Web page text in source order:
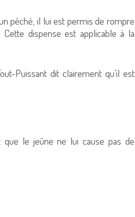
péché, il lui est permis de rompre
dispense est applicable à la
Puissant dit clairement qu’il est
le jeûne ne lui cause pas de